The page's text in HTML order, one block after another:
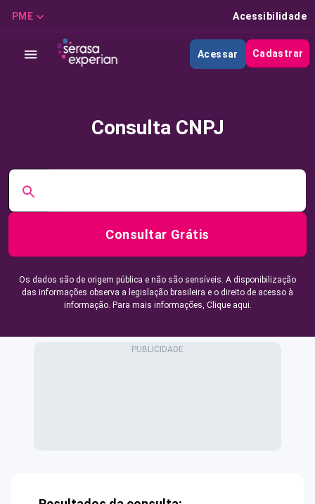
PME Acessibilidade
Acessar Cadastrar
Consulta CNPJ
Consultar Grátis
Os dados são de origem pública e não são sensíveis. A disponibilização
das informações observa a legislação brasileira e o direito de acesso à
informação. Para mais informações, Clique aqui.